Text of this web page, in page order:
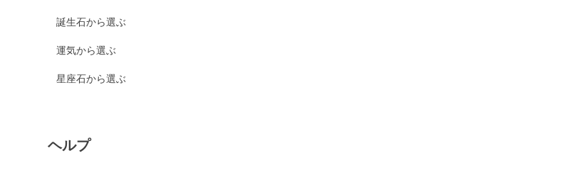
誕生石から選ぶ
運気から選ぶ
星座石から選ぶ
ヘルプ